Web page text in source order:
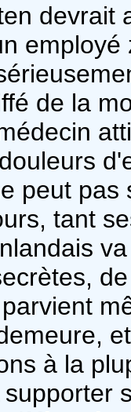
devrait
de la
peut pas
tant
à la